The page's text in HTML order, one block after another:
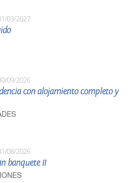
03/2027
09/2026
con alojamiento completo y
08/2026
banquete II